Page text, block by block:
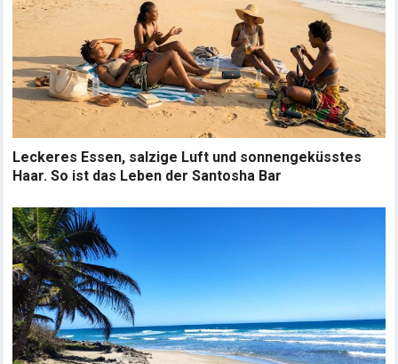
Leckeres Essen, salzige Luft und sonnengeküsstes
Haar. So ist das Leben der Santosha Bar